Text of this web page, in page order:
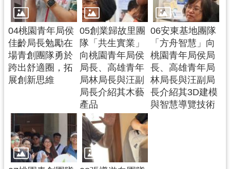
04桃園青年局侯
佳齡局長勉勵在
場青創團隊勇於
跨出舒適圈，拓
展創新思維
05創業歸故里團
隊「共生實業」
向桃園青年局侯
局長、高雄青年
局林局長與汪副
局長介紹其木藝
產品
06安東基地團隊
「方舟智慧」向
桃園青年局侯局
長、高雄青年局
林局長與汪副局
長介紹其3D建模
與智慧導覽技術